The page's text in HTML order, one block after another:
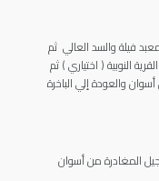
فيلة والسد العالي ثم
النوبية ( اختياري ) ثم
والعودة إلي الباخرة
المغادرة من أسوان